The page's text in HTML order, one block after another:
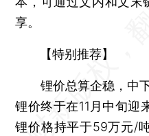
享。
【特别推荐】
锂价总算企稳，中
锂价终于在11月中旬迎
锂价格持平于59万元/